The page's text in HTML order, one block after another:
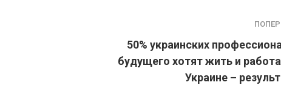
50% украинских
будущего хотят жить и
Украине –